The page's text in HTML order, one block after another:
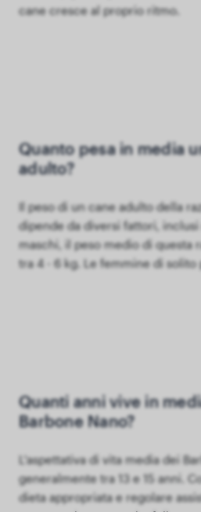
cane cresce al proprio ritmo.
Quanto pesa in media
adulto?
Il peso di un cane adulto della
dipende da diversi fattori, inclusi
maschi, il peso medio di questa
tra 4 - 6 kg. Le femmine di solito
Quanti anni vive in
Barbone Nano?
L'aspettativa di vita media dei
generalmente tra 13 e 15 anni.
dieta appropriata e regolare